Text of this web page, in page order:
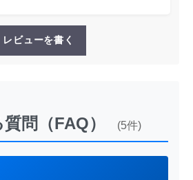
レビューを書く
問（FAQ） (5件)